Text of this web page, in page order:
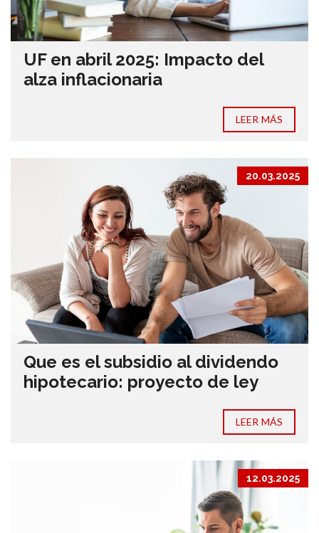
UF en abril 2025: Impacto del
alza inflacionaria
LEER MÁS
20.03.2025
Que es el subsidio al dividendo
hipotecario: proyecto de ley
LEER MÁS
12.03.2025